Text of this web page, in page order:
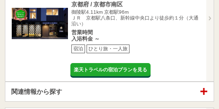
京都府 / 京都市南区
御陵駅4.11km 京都駅96m
ＪＲ 京都駅八条口、新幹線中央口より徒歩約１分（大通
沿い）
営業時間
入浴料金 ～
宿泊 ひとり旅・一人旅
楽天トラベルの宿泊プランを見る
関連情報から探す